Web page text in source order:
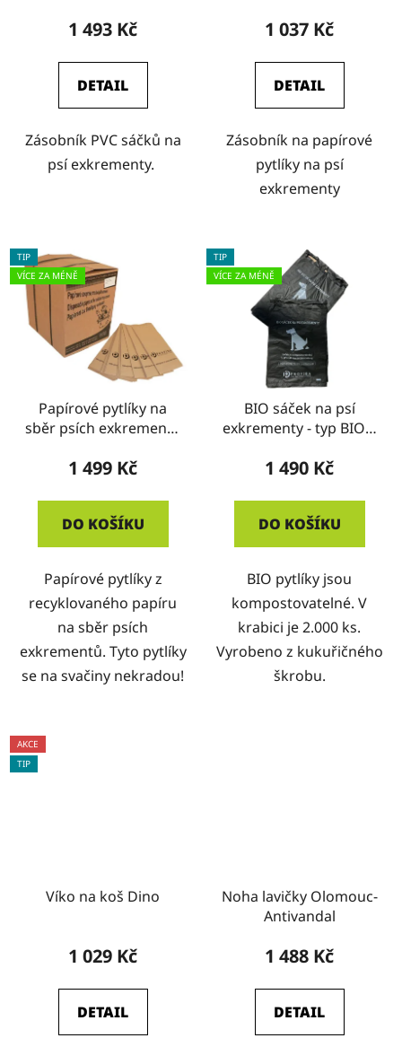
1 493 Kč
DETAIL
Zásobník PVC sáčků na
psí exkrementy.
1 037 Kč
DETAIL
Zásobník na papírové
pytlíky na psí
exkrementy
TIP
VÍCE ZA MÉNĚ
Papírové pytlíky na
sběr psích exkrementů
1 499 Kč
DO KOŠÍKU
Papírové pytlíky z
recyklovaného papíru
na sběr psích
exkrementů. Tyto pytlíky
se na svačiny nekradou!
TIP
VÍCE ZA MÉNĚ
BIO sáček na psí
exkrementy - typ BIO v
1 490 Kč
DO KOŠÍKU
BIO pytlíky jsou
kompostovatelné. V
krabici je 2.000 ks.
Vyrobeno z kukuřičného
škrobu.
AKCE
TIP
Víko na koš Dino
1 029 Kč
DETAIL
Noha lavičky Olomouc-
Antivandal
1 488 Kč
DETAIL